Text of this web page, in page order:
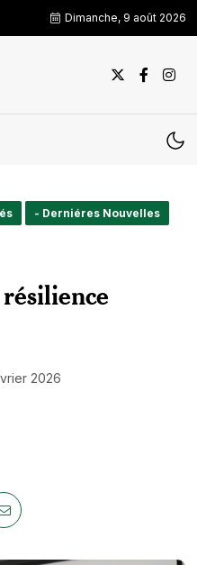
Dimanche, 9 août 2026
- Derniéres Nouvelles
2026